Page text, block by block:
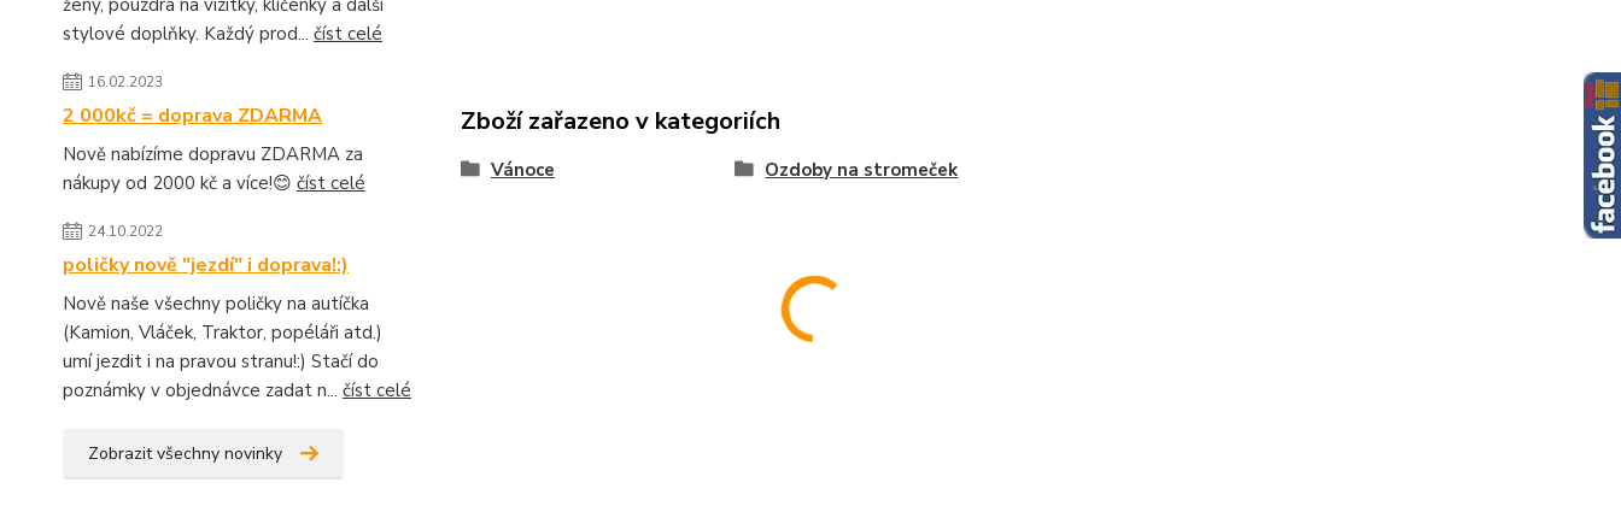
stylové doplňky. Každý prod... číst celé
16.02.2023
2 000kč = doprava ZDARMA
Nově nabízíme dopravu ZDARMA za
nákupy od 2000 kč a více!😊 číst celé
24.10.2022
poličky nově "jezdí" i doprava!:)
Nově naše všechny poličky na autíčka
(Kamion, Vláček, Traktor, popéláři atd.)
umí jezdit i na pravou stranu!:) Stačí do
poznámky v objednávce zadat n... číst celé
Zobrazit všechny novinky
Zboží zařazeno v kategoriích
Vánoce Ozdoby na stromeček